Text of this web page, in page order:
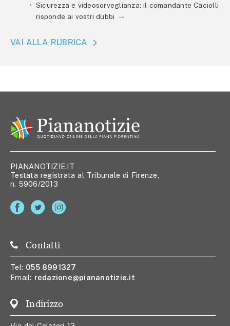
Sicurezza e videosorveglianza: il comandante Caciolli
risponde ai vostri dubbi
VAI ALLA RUBRICA
PIANANOTIZIE.IT
Testata registrata al Tribunale di Firenze,
n. 5906/2013
Contatti
Tel: 055 8991327
Email: redazione@piananotizie.it
Indirizzo